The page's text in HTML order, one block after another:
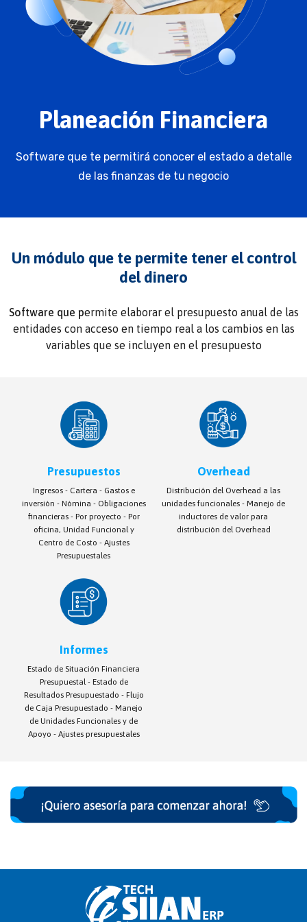
Planeación Financiera
Software que te permitirá conocer el estado a detalle
de las finanzas de tu negocio
Un módulo que te permite tener el control
del dinero
Software que permite elaborar el presupuesto anual de las
entidades con acceso en tiempo real a los cambios en las
variables que se incluyen en el presupuesto
Presupuestos
Ingresos - Cartera - Gastos e
inversión - Nómina - Obligaciones
financieras - Por proyecto - Por
oficina, Unidad Funcional y
Centro de Costo - Ajustes
Presupuestales
Overhead
Distribución del Overhead a las
unidades funcionales - Manejo de
inductores de valor para
distribución del Overhead
Informes
Estado de Situación Financiera
Presupuestal - Estado de
Resultados Presupuestado - Flujo
de Caja Presupuestado - Manejo
de Unidades Funcionales y de
Apoyo - Ajustes presupuestales